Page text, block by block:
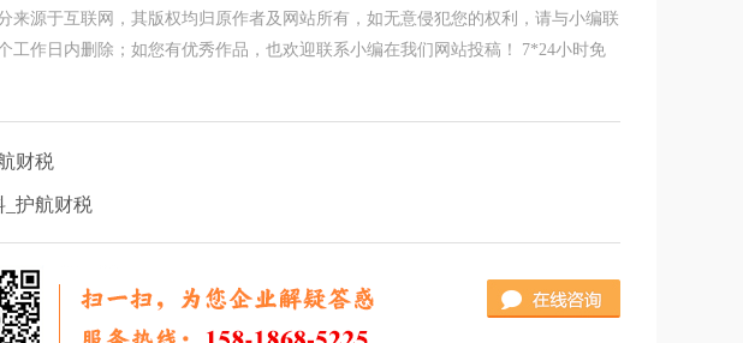
来源于互联网，其版权均归原作者及网站所有，如无意侵犯您的权利，请与小编联
工作日内删除；如您有优秀作品，也欢迎联系小编在我们网站投稿！ 7*24小时免
财税
_护航财税